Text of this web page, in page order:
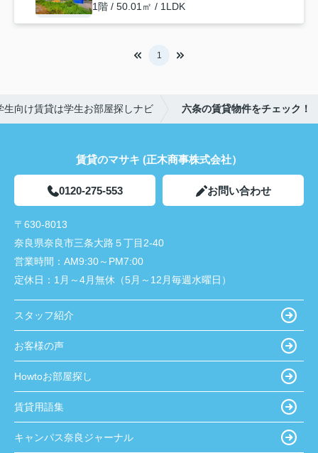
1階 / 50.01㎡ / 1LDK
1
生向け賃貸は学生お部屋探しナビ 六条の賃貸物件をチェック！
賃貸のマサキ (正木商事株式会社）
0120-275-553 お問い合わせ
〒630-8013
奈良県奈良市三条大路５丁目2-40
営業時間： AM9:30～PM7:00
定休日： 1月～4月無休（5月～12月毎週水曜日）
スタッフ紹介
お客様の声
Howtoお部屋探し
賃貸用語集
キャンパス奈良ジャーナル